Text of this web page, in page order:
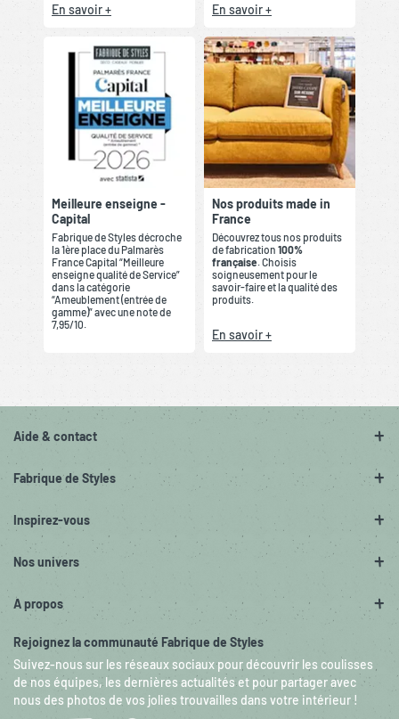
En savoir + En savoir +
Meilleure enseigne -
Capital
Fabrique de Styles décroche
la 1ère place du Palmarès
France Capital “Meilleure
enseigne qualité de Service”
dans la catégorie
“Ameublement (entrée de
gamme)” avec une note de
7,95/10.
Nos produits made in
France
Découvrez tous nos produits
de fabrication 100%
française. Choisis
soigneusement pour le
savoir-faire et la qualité des
produits.
En savoir +
Aide & contact
Fabrique de Styles
Inspirez-vous
Nos univers
A propos
Rejoignez la communauté Fabrique de Styles
Suivez-nous sur les réseaux sociaux pour découvrir les coulisses
de nos équipes, les dernières actualités et pour partager avec
nous des photos de vos jolies trouvailles dans votre intérieur !